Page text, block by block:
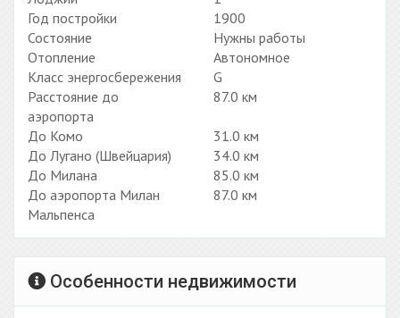
Год постройки
1900
Состояние
Нужны работы
Отопление
Автономное
Класс энергосбережения
G
Расстояние до
аэропорта
87.0 км
До Комо
31.0 км
До Лугано (Швейцария)
34.0 км
До Милана
85.0 км
До аэропорта Милан
Мальпенса
87.0 км
Особенности недвижимости